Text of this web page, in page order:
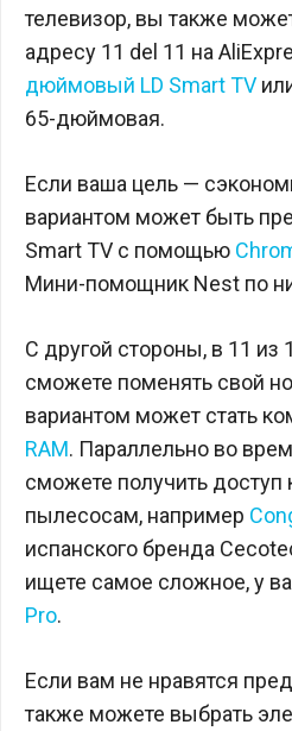
телевизор, вы также
адресу 11 del 11 на
дюймовый LD Smart TV
65-дюймовая.
Если ваша цель —
вариантом может быть
Smart TV с помощью
Мини-помощник Nest по
С другой стороны, в 11 из
сможете поменять свой
вариантом может стать
RAM. Параллельно во
сможете получить
пылесосам, например
испанского бренда
ищете самое сложное, у
Pro.
Если вам не нравятся
также можете выбрать